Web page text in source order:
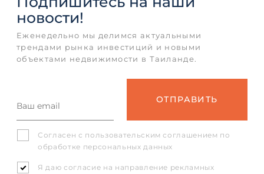
новости!
Еженедельно мы делимся актуальными
трендами рынка инвестиций и новыми
объектами недвижимости в Таиланде.
Согласен с пользовательским соглашением по
обработке персональных данных
Я даю согласие на направление рекламных